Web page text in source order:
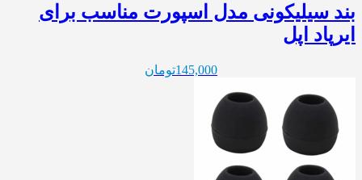
بند سیلیکونی مدل اسپورت مناسب برای
ایرپاد اپل
145,000تومان